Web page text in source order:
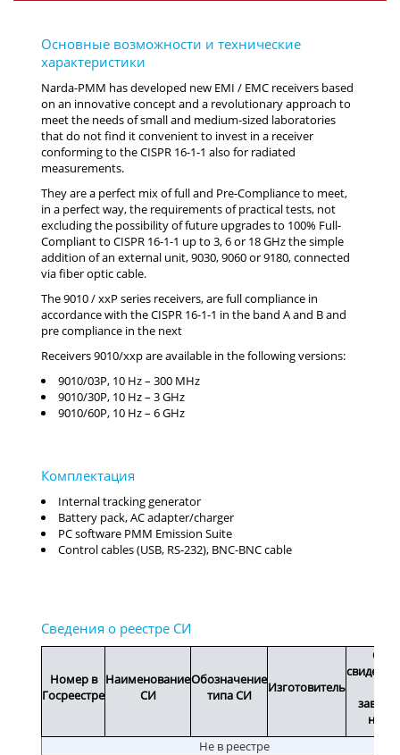
Narda-PMM has developed new EMI / EMC receivers based
on an innovative concept and a revolutionary approach to
meet the needs of small and medium-sized laboratories
that do not find it convenient to invest in a receiver
conforming to the CISPR 16-1-1 also for radiated
measurements.
They are a perfect mix of full and Pre-Compliance to meet,
in a perfect way, the requirements of practical tests, not
excluding the possibility of future upgrades to 100% Full-
Compliant to CISPR 16-1-1 up to 3, 6 or 18 GHz the simple
addition of an external unit, 9030, 9060 or 9180, connected
via fiber optic cable.
The 9010 / xxP series receivers, are full compliance in
accordance with the CISPR 16-1-1 in the band A and B and
pre compliance in the next
Receivers 9010/xxp are available in the following versions:
9010/03P, 10 Hz – 300 MHz
9010/30P, 10 Hz – 3 GHz
9010/60P, 10 Hz – 6 GHz
Internal tracking generator
Battery pack, AC adapter/charger
PC software PMM Emission Suite
Control cables (USB, RS-232), BNC-BNC cable
Номер в
Госреестре
Наименование
СИ
Обозначение
типа СИ
Изготовитель
Срок
Не в реестре